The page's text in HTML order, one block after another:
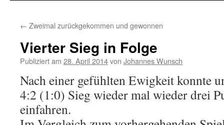
Inhalt
← Zweimal zurückgekommen und gewonnen
Vierter Sieg in Folge
Publiziert am 28. April 2014von Johannes Wunsch
Nach einer gefühlten Ewigkeit konnte
4:2 (1:0) Sieg wieder mal wieder drei
einfahren.